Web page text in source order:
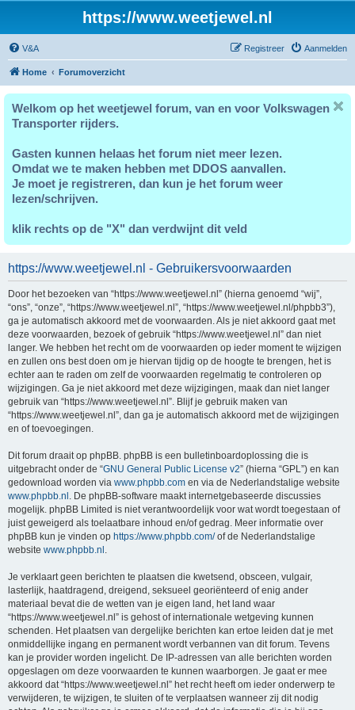
https://www.weetjewel.nl
V&A Aanmelden
Registreer
Home Forumoverzicht
Welkom op het weetjewel forum, van en voor Volkswagen
Transporter rijders.
Gasten kunnen helaas het forum niet meer lezen.
Omdat we te maken hebben met DDOS aanvallen.
Je moet je registreren, dan kun je het forum weer
lezen/schrijven.
klik rechts op de "X" dan verdwijnt dit veld
https://www.weetjewel.nl - Gebruikersvoorwaarden
Door het bezoeken van “https://www.weetjewel.nl” (hierna genoemd “wij”,
“ons”, “onze”, “https://www.weetjewel.nl”, “https://www.weetjewel.nl/phpbb3”),
ga je automatisch akkoord met de voorwaarden. Als je niet akkoord gaat met
deze voorwaarden, bezoek of gebruik “https://www.weetjewel.nl” dan niet
langer. We hebben het recht om de voorwaarden op ieder moment te wijzigen
en zullen ons best doen om je hiervan tijdig op de hoogte te brengen, het is
echter aan te raden om zelf de voorwaarden regelmatig te controleren op
wijzigingen. Ga je niet akkoord met deze wijzigingen, maak dan niet langer
gebruik van “https://www.weetjewel.nl”. Blijf je gebruik maken van
“https://www.weetjewel.nl”, dan ga je automatisch akkoord met de wijzigingen
en of toevoegingen.
Dit forum draait op phpBB. phpBB is een bulletinboardoplossing die is
uitgebracht onder de “GNU General Public License v2” (hierna “GPL”) en kan
gedownload worden via www.phpbb.com en via de Nederlandstalige website
www.phpbb.nl . De phpBB-software maakt internetgebaseerde discussies
mogelijk. phpBB Limited is niet verantwoordelijk voor wat wordt toegestaan of
juist geweigerd als toelaatbare inhoud en/of gedrag. Meer informatie over
phpBB kun je vinden op https://www.phpbb.com/of de Nederlandstalige
website www.phpbb.nl .
Je verklaart geen berichten te plaatsen die kwetsend, obsceen, vulgair,
lasterlijk, haatdragend, dreigend, seksueel georiënteerd of enig ander
materiaal bevat die de wetten van je eigen land, het land waar
“https://www.weetjewel.nl” is gehost of internationale wetgeving kunnen
schenden. Het plaatsen van dergelijke berichten kan ertoe leiden dat je met
onmiddellijke ingang en permanent wordt verbannen van dit forum. Tevens
kan je provider worden ingelicht. De IP-adressen van alle berichten worden
opgeslagen om deze voorwaarden te kunnen waarborgen. Je gaat er mee
akkoord dat “https://www.weetjewel.nl” het recht heeft om ieder onderwerp te
verwijderen, te wijzigen, te sluiten of te verplaatsen wanneer zij dit nodig